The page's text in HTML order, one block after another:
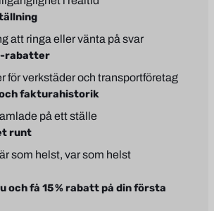
att ringa eller vänta på svar
rabatter
för verkstäder och transportföretag
fakturahistorik
på ett ställe
runt
som helst, var som helst
och få 15 % rabatt på din första